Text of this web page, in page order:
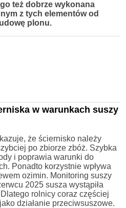
też dobrze wykonana
z tych elementów od
plonu.
w warunkach suszy
że ściernisko należy
po zbiorze zbóż. Szybka
i poprawia warunki do
Ponadto korzystnie wpływa
ozimin. Monitoring suszy
2025 susza wystąpiła
rolnicy coraz częściej
działanie przeciwsuszowe.